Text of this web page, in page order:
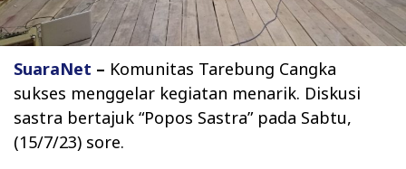
SuaraNet – Komunitas Tarebung Cangka
sukses menggelar kegiatan menarik. Diskusi
sastra bertajuk “Popos Sastra” pada Sabtu,
(15/7/23) sore.